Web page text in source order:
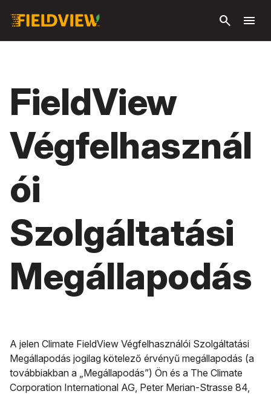
search menu
FieldView
Végfelhasznál
ói
Szolgáltatási
Megállapodás
A jelen Climate FieldView Végfelhasználói Szolgáltatási
Megállapodás jogilag kötelező érvényű megállapodás (a
továbbiakban a „Megállapodás”) Ön és a The Climate
Corporation International AG, Peter Merian-Strasse 84,